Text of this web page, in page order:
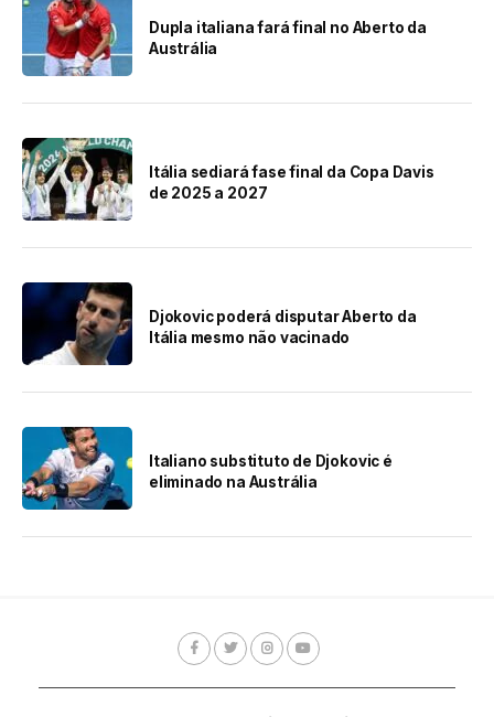
Dupla italiana fará final no Aberto da
Austrália
Itália sediará fase final da Copa Davis
de 2025 a 2027
Djokovic poderá disputar Aberto da
Itália mesmo não vacinado
Italiano substituto de Djokovic é
eliminado na Austrália